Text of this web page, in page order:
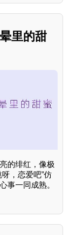
里的甜
的绯红，像极
，恋爱吧”仿
事一同成熟。